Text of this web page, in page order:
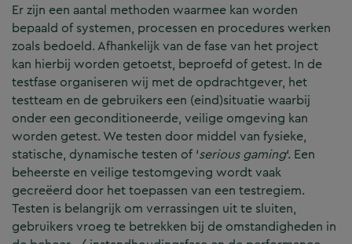
Er zijn een aantal methoden waarmee kan worden
bepaald of systemen, processen en procedures werken
zoals bedoeld. Afhankelijk van de fase van het project
kan hierbij worden getoetst, beproefd of getest. In de
testfase organiseren wij met de opdrachtgever, het
testteam en de gebruikers een (eind)situatie waarbij
onder een geconditioneerde, veilige omgeving kan
worden getest. We testen door middel van fysieke,
statische, dynamische testen of ‘serious gaming‘. Een
beheerste en veilige testomgeving wordt vaak
gecreëerd door het toepassen van een testregiem.
Testen is belangrijk om verrassingen uit te sluiten,
gebruikers vroeg te betrekken bij de omstandigheden in